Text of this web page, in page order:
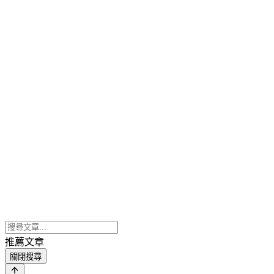
推薦文章
關閉搜尋